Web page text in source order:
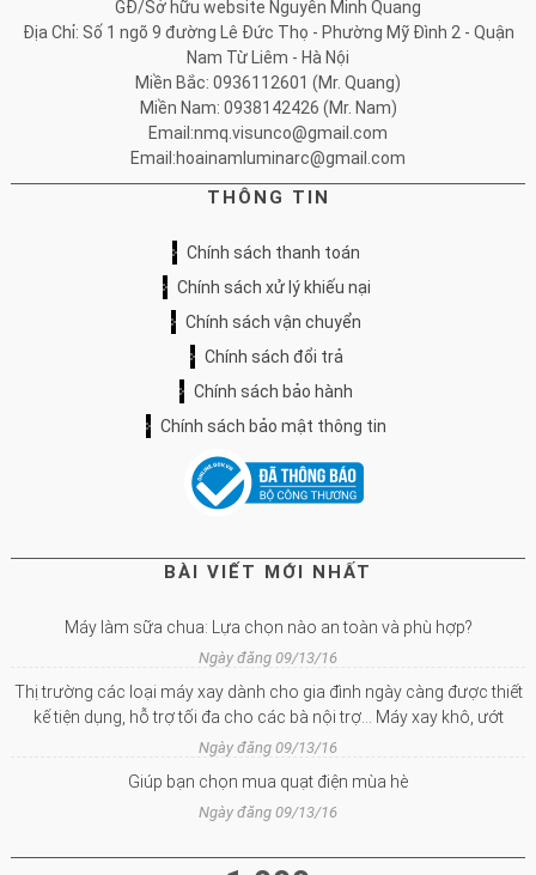
GĐ/Sở hữu website Nguyễn Minh Quang
Địa Chỉ: Số 1 ngõ 9 đường Lê Đức Thọ - Phường Mỹ Đình 2 - Quận
Nam Từ Liêm - Hà Nội
Miền Bắc: 0936112601 (Mr. Quang)
Miền Nam: 0938142426 (Mr. Nam)
Email:nmq.visunco@gmail.com
Email:hoainamluminarc@gmail.com
THÔNG TIN
Chính sách thanh toán
Chính sách xử lý khiếu nại
Chính sách vận chuyển
Chính sách đổi trả
Chính sách bảo hành
Chính sách bảo mật thông tin
BÀI VIẾT MỚI NHẤT
Máy làm sữa chua: Lựa chọn nào an toàn và phù hợp?
Ngày đăng 09/13/16
Thị trường các loại máy xay dành cho gia đình ngày càng được thiết
kế tiện dụng, hỗ trợ tối đa cho các bà nội trợ… Máy xay khô, ướt
Ngày đăng 09/13/16
Giúp bạn chọn mua quạt điện mùa hè
Ngày đăng 09/13/16